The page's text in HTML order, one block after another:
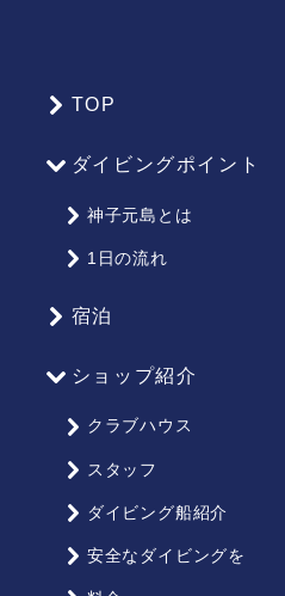
TOP
ダイビングポイント
神子元島とは
1日の流れ
宿泊
ショップ紹介
クラブハウス
スタッフ
ダイビング船紹介
安全なダイビングを